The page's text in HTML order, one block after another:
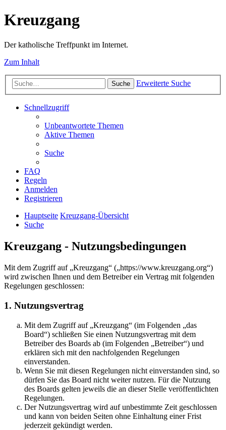
Kreuzgang
Der katholische Treffpunkt im Internet.
Zum Inhalt
Suche Erweiterte Suche
Schnellzugriff
Unbeantwortete Themen
Aktive Themen
Suche
FAQ
Regeln
Anmelden
Registrieren
Hauptseite Kreuzgang-Übersicht
Suche
Kreuzgang - Nutzungsbedingungen
Mit dem Zugriff auf „Kreuzgang“ („https://www.kreuzgang.org“)
wird zwischen Ihnen und dem Betreiber ein Vertrag mit folgenden
Regelungen geschlossen:
1. Nutzungsvertrag
Mit dem Zugriff auf „Kreuzgang“ (im Folgenden „das
Board“) schließen Sie einen Nutzungsvertrag mit dem
Betreiber des Boards ab (im Folgenden „Betreiber“) und
erklären sich mit den nachfolgenden Regelungen
einverstanden.
Wenn Sie mit diesen Regelungen nicht einverstanden sind, so
dürfen Sie das Board nicht weiter nutzen. Für die Nutzung
des Boards gelten jeweils die an dieser Stelle veröffentlichten
Regelungen.
Der Nutzungsvertrag wird auf unbestimmte Zeit geschlossen
und kann von beiden Seiten ohne Einhaltung einer Frist
jederzeit gekündigt werden.